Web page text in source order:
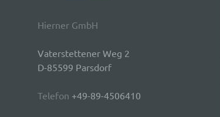
Hierner GmbH
Vaterstettener Weg 2
D-85599 Parsdorf
Telefon +49-89-4506410